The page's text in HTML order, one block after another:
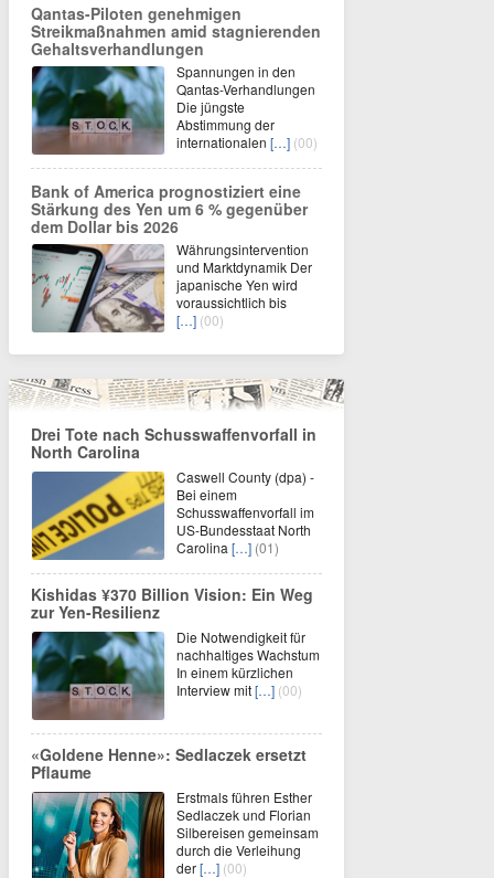
Qantas-Piloten genehmigen
Streikmaßnahmen amid stagnierenden
Gehaltsverhandlungen
Spannungen in den
Qantas-Verhandlungen
Die jüngste
Abstimmung der
internationalen […] (00)
Bank of America prognostiziert eine
Stärkung des Yen um 6 % gegenüber
dem Dollar bis 2026
Währungsintervention
und Marktdynamik Der
japanische Yen wird
voraussichtlich bis
[…] (00)
Drei Tote nach Schusswaffenvorfall in
North Carolina
Caswell County (dpa) -
Bei einem
Schusswaffenvorfall im
US-Bundesstaat North
Carolina […] (01)
Kishidas ¥370 Billion Vision: Ein Weg
zur Yen-Resilienz
Die Notwendigkeit für
nachhaltiges Wachstum
In einem kürzlichen
Interview mit[…] (00)
«Goldene Henne»: Sedlaczek ersetzt
Pflaume
Erstmals führen Esther
Sedlaczek und Florian
Silbereisen gemeinsam
durch die Verleihung
der[…] (00)